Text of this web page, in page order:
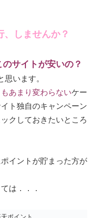
、しませんか？
のサイトが安いの？
います。
あまり変わらないケー
ト独自のキャンペーン
クしておきたいところ
イントが貯まった方が
は．．．